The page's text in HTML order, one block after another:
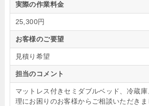
実際の作業料金
25,300円
お客様のご要望
見積り希望
担当のコメント
マットレス付きセミダブルベッド、冷蔵
理にお困りのお客様からご相談いただき